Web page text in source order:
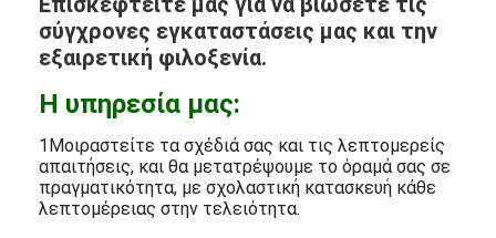
σύγχρονες εγκαταστάσεις μας και την
εξαιρετική φιλοξενία.
Η υπηρεσία μας:
1Μοιραστείτε τα σχέδιά σας και τις λεπτομερείς
απαιτήσεις, και θα μετατρέψουμε το όραμά σας σε
πραγματικότητα, με σχολαστική κατασκευή κάθε
λεπτομέρειας στην τελειότητα.